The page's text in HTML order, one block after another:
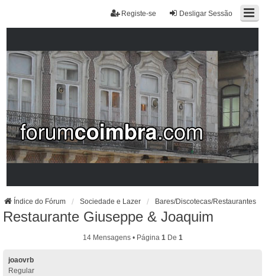
Desligar Sessão
Registe-se
Índice do Fórum Sociedade e Lazer Bares/Discotecas/Restaurantes
Restaurante Giuseppe & Joaquim
14 Mensagens • Página 1De 1
joaovrb
Regular